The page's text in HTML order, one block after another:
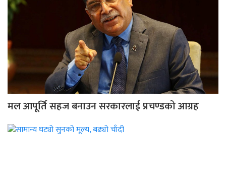
मल आपूर्ति सहज बनाउन सरकारलाई प्रचण्डको आग्रह